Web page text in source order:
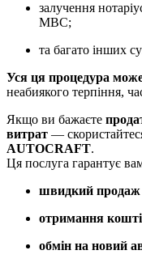
залучення
МВС;
та багато інших
Уся ця процедура
неабиякого терпіння,
Якщо ви бажаєте
витрат —
AUTOCRAFT.
Ця послуга гарантує
швидкий продаж
отримання
обмін на новий